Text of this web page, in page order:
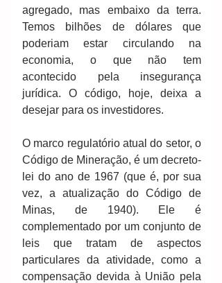
agregado, mas embaixo da terra.
Temos bilhões de dólares que
poderiam estar circulando na
economia, o que não tem
acontecido pela insegurança
jurídica. O código, hoje, deixa a
desejar para os investidores.
O marco regulatório atual do setor, o
Código de Mineração, é um decreto-
lei do ano de 1967 (que é, por sua
vez, a atualização do Código de
Minas, de 1940). Ele é
complementado por um conjunto de
leis que tratam de aspectos
particulares da atividade, como a
compensação devida à União pela